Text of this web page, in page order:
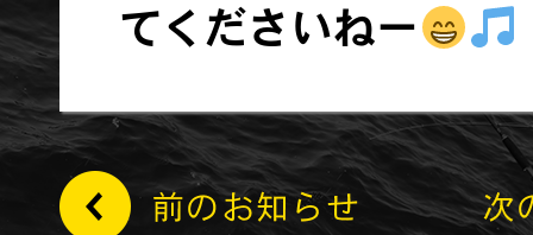
てくださいねー